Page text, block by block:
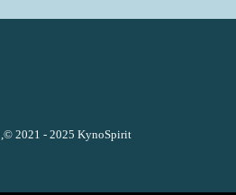
,© 2021 - 2025 KynoSpirit